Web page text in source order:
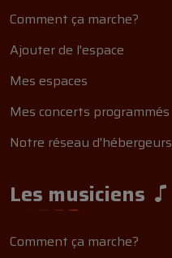
Comment ça marche?
Ajouter de l'espace
Mes espaces
Mes concerts programmés
Notre réseau d'hébergeurs
Les musiciens
Comment ça marche?